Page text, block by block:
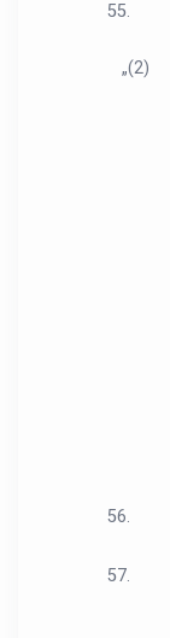
55.
„(2)
56.
57.